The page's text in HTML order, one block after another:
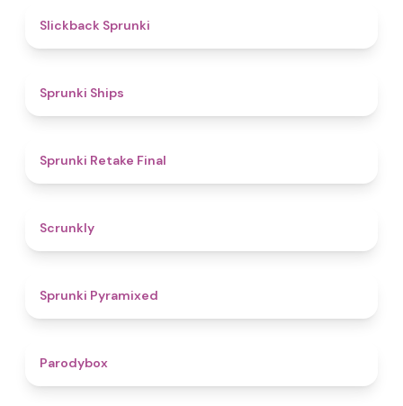
Slickback Sprunki
Sprunki Ships
Sprunki Retake Final
Scrunkly
Sprunki Pyramixed
Parodybox